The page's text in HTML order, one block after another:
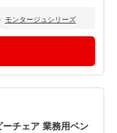
モンタージュシリーズ
チェア 業務用ベン